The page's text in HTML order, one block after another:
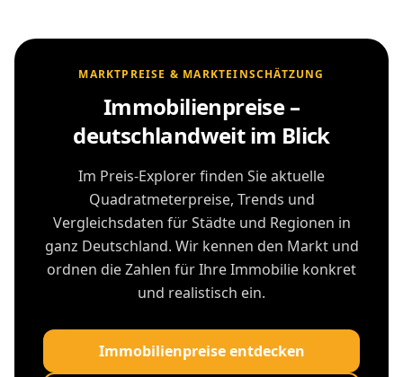
MARKTPREISE & MARKTEINSCHÄTZUNG
Immobilienpreise –
deutschlandweit im Blick
Im Preis-Explorer finden Sie aktuelle
Quadratmeterpreise, Trends und
Vergleichsdaten für Städte und Regionen in
ganz Deutschland. Wir kennen den Markt und
ordnen die Zahlen für Ihre Immobilie konkret
und realistisch ein.
Immobilienpreise entdecken